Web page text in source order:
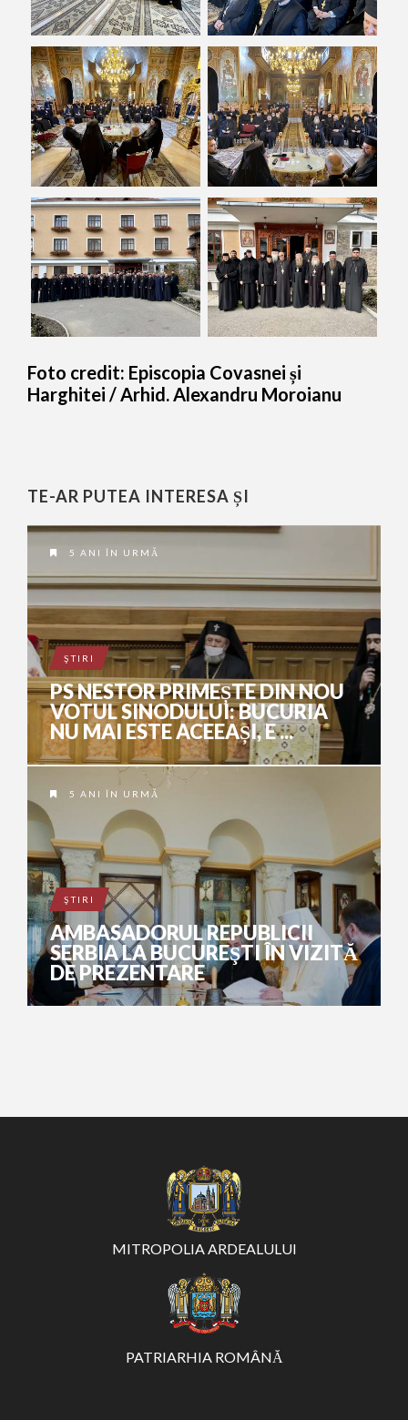
Foto credit: Episcopia Covasnei și
Harghitei / Arhid. Alexandru Moroianu
TE-AR PUTEA INTERESA ȘI
5 ANI ÎN URMĂ
ŞTIRI
PS NESTOR PRIMEȘTE DIN NOU
VOTUL SINODULUI: BUCURIA
NU MAI ESTE ACEEAȘI, E ...
5 ANI ÎN URMĂ
ŞTIRI
AMBASADORUL REPUBLICII
SERBIA LA BUCUREŞTI ÎN VIZITĂ
DE PREZENTARE
MITROPOLIA ARDEALULUI
PATRIARHIA ROMÂNĂ